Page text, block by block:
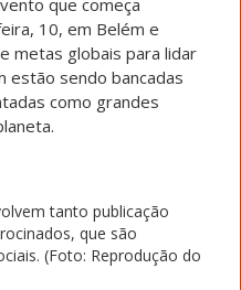
que começa
10, em Belém e
metas globais para lidar
estão sendo bancadas
como grandes
tanto publicação
que são
(Foto: Reprodução do